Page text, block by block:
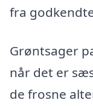
fra
Grøntsager
når det er
de frosne